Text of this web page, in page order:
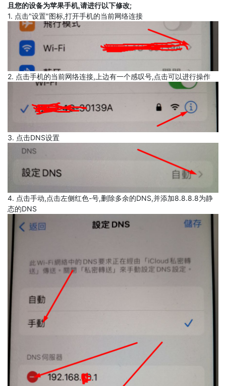
且您的设备为苹果手机,请进行以下修改;
1. 点击"设置"图标,打开手机的当前网络连接
2. 点击手机的当前网络连接,上边有一个感叹号,点击可以进行操作
3. 点击DNS设置
4. 点击手动,点击左侧红色-号,删除多余的DNS,并添加8.8.8.8为静
态的DNS